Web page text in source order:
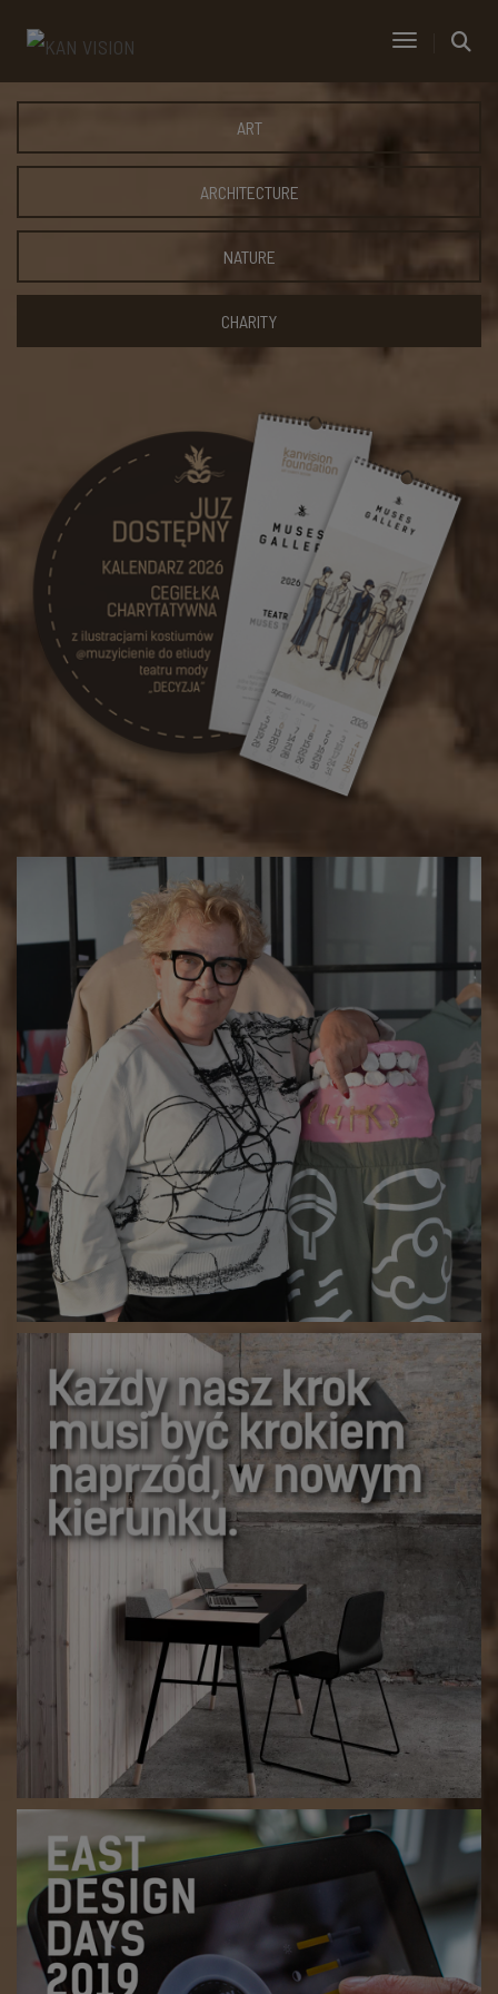
Toggle
ART
ARCHITECTURE
NATURE
CHARITY
„Decyzja” wystawa Muses Gallery Fundacji KAN Vision
Street art. Sztuka, która przekracza granice
RENE HOUGAARD